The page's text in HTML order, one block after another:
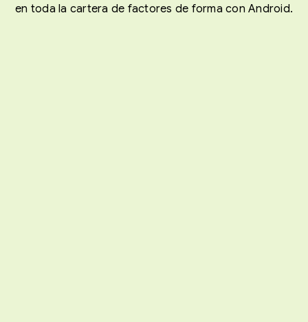
en toda la cartera de factores de forma con Android.